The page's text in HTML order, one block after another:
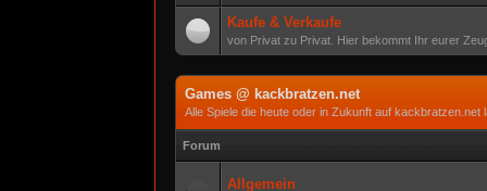
Kaufe & Verkaufe
von Privat zu Privat. Hier bekommt Ihr eurer
Games @ kackbratzen.net
Alle Spiele die heute oder in Zukunft auf
Forum
Allgemein